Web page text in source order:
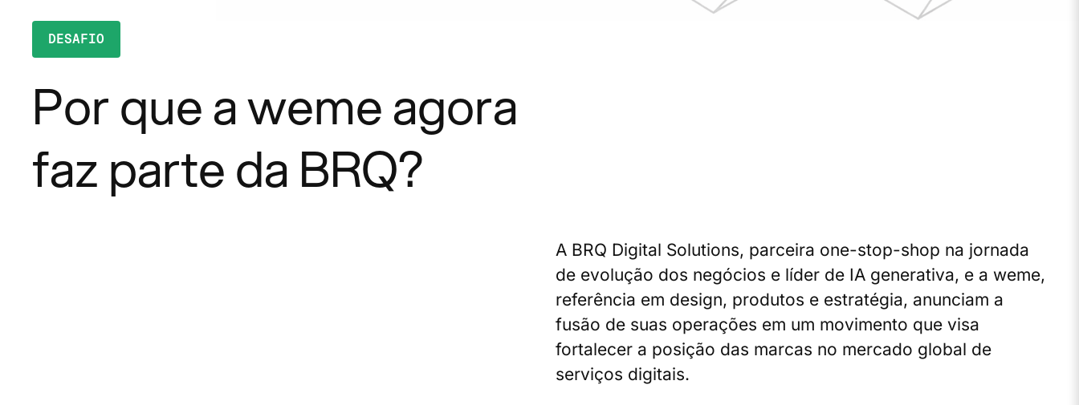
DESAFIO
Por que a weme agora
faz parte da BRQ?
A BRQ Digital Solutions, parceira one-stop-shop na jornada
de evolução dos negócios e líder de IA generativa, e a weme,
referência em design, produtos e estratégia, anunciam a
fusão de suas operações em um movimento que visa
fortalecer a posição das marcas no mercado global de
serviços digitais.